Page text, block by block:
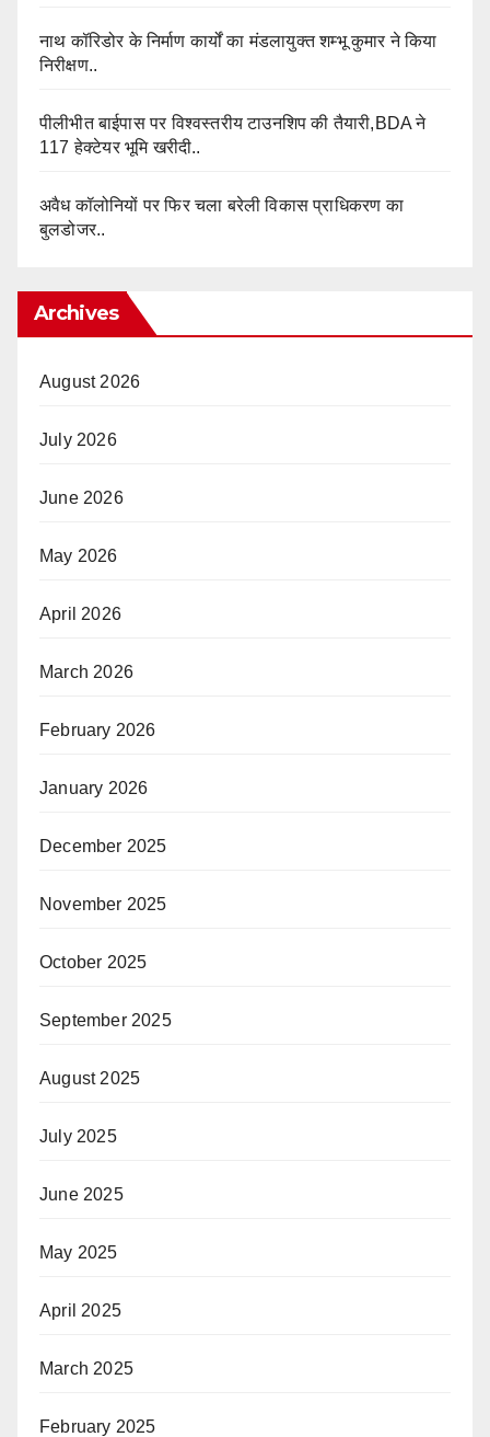
नाथ कॉरिडोर के निर्माण कार्यों का मंडलायुक्त शम्भू कुमार ने किया
निरीक्षण..
पीलीभीत बाईपास पर विश्वस्तरीय टाउनशिप की तैयारी,BDA ने
117 हेक्टेयर भूमि खरीदी..
अवैध कॉलोनियों पर फिर चला बरेली विकास प्राधिकरण का
बुलडोजर..
Archives
August 2026
July 2026
June 2026
May 2026
April 2026
March 2026
February 2026
January 2026
December 2025
November 2025
October 2025
September 2025
August 2025
July 2025
June 2025
May 2025
April 2025
March 2025
February 2025